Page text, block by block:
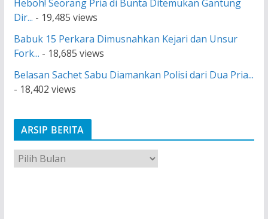
Heboh! Seorang Pria di Bunta Ditemukan Gantung
Dir... - 19,485 views
Babuk 15 Perkara Dimusnahkan Kejari dan Unsur
Fork... - 18,685 views
Belasan Sachet Sabu Diamankan Polisi dari Dua Pria...
- 18,402 views
ARSIP BERITA
A
r